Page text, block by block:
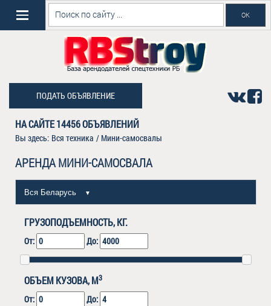
ПОДАТЬ ОБЪЯВЛЕНИЕ
НА САЙТЕ14456ОБЪЯВЛЕНИЙ
Вы здесь: Вся техника / Мини-самосвалы
АРЕНДА МИНИ-САМОСВАЛА
Вся Беларусь ▼
ГРУЗОПОДЪЕМНОСТЬ, КГ.
От: До:
ОБЪЕМ КУЗОВА, М3
От: До: